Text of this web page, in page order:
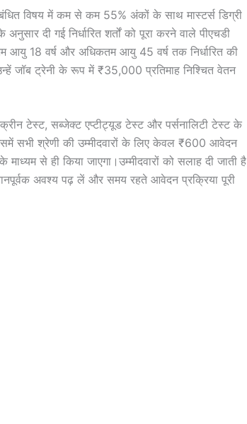
विषय में कम से कम 55% अंकों के साथ मास्टर्स डिग्री
दी गई निर्धारित शर्तों को पूरा करने वाले पीएचडी
आयु 18 वर्ष और अधिकतम आयु 45 वर्ष तक निर्धारित की
जॉब ट्रेनी के रूप में ₹35,000 प्रतिमाह निश्चित वेतन
टेस्ट, सब्जेक्ट एप्टीट्यूड टेस्ट और पर्सनालिटी टेस्ट के
सभी श्रेणी की उम्मीदवारों के लिए केवल ₹600 आवेदन
से ही किया जाएगा।उम्मीदवारों को सलाह दी जाती है
अवश्य पढ़ लें और समय रहते आवेदन प्रक्रिया पूरी